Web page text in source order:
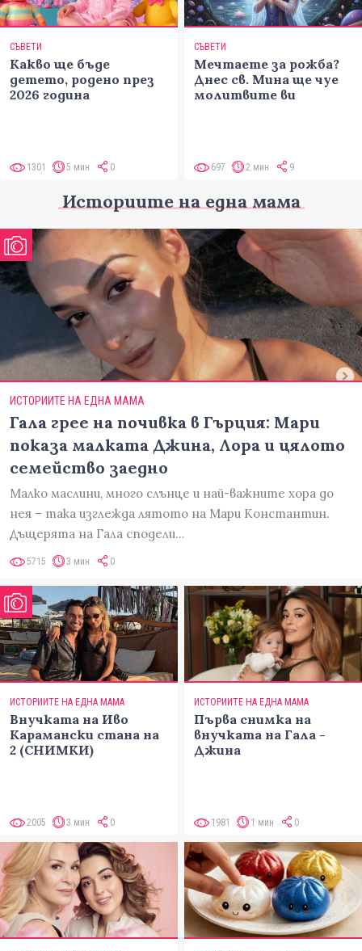
СЪВЕТИ
Какво ще бъде
детето, родено през
2026 година
1301 5 мин 0
СЪВЕТИ
Мечтаете за рожба?
Днес св. Мина ще чуе
молитвите ви
697 2 мин 9
Историите на една мама
ИСТОРИИТЕ НА ЕДНА МАМА
Гала грее на почивка в Гърция: Мари
показа малката Джина, Лора и цялото
семейство заедно
Малко маслини, много слънце и най-важните хора до
нея – така изглежда лятото на Мари Константин.
Дъщерята на Гала сподели…
5715 3 мин 0
ИСТОРИИТЕ НА ЕДНА МАМА
Внучката на Иво
Карамански стана на
2 (СНИМКИ)
2005 3 мин 0
ИСТОРИИТЕ НА ЕДНА МАМА
Първа снимка на
внучката на Гала -
Джина
1981 1 мин 0